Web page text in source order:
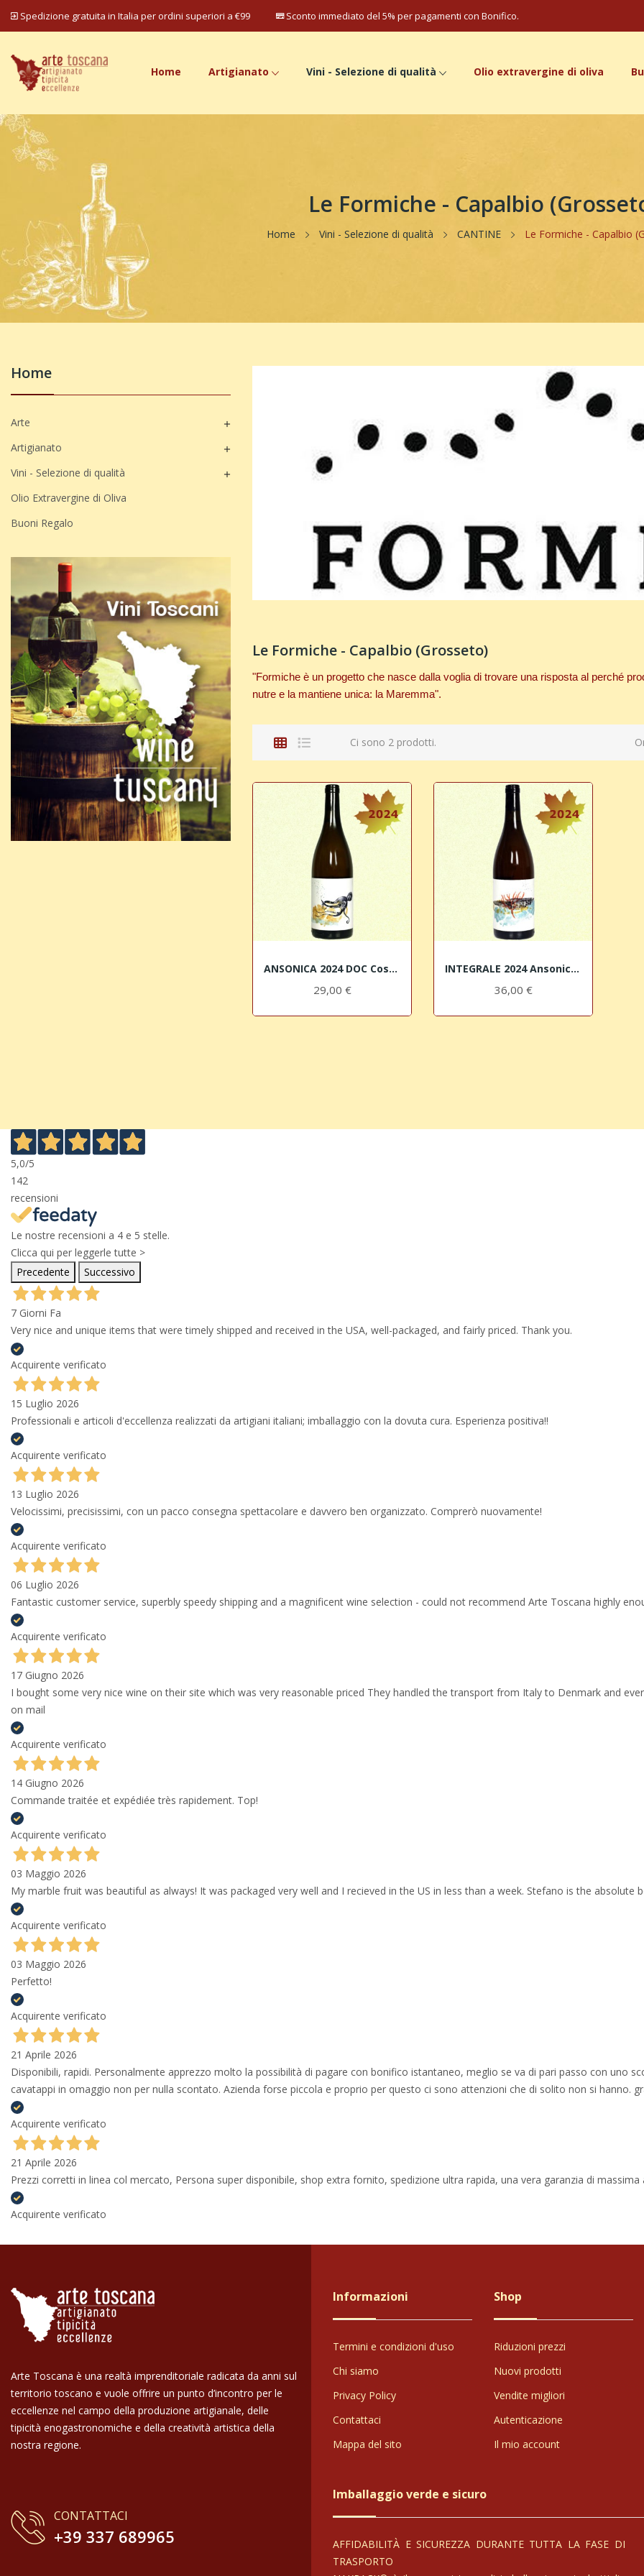
Spedizione gratuita in Italia per ordini superiori a €99 Sconto immediato del 5% per pagamenti con Bonifico.
Home Artigianato Vini - Selezione di qualità Olio extravergine di oliva
Le Formiche - Capalbio
Home Vini - Selezione di qualità CANTINE Le Formiche - Capalbio
Home
Arte 
Artigianato 
Vini - Selezione di qualità 
Olio Extravergine di Oliva
Buoni Regalo
Le Formiche - Capalbio (Grosseto)
"Formiche è un progetto che nasce dalla voglia di trovare una risposta al perché
nutre e la mantiene unica: la Maremma".
Ci sono 2 prodotti.
ANSONICA 2024 DOC Costa dell'Argentario Le...
29,00 €
INTEGRALE 2024 Ansonica IGT Costa Toscana Le...
36,00 €
5,0/5
142
recensioni
Le nostre recensioni a 4 e 5 stelle.
Clicca qui per leggerle tutte >
Precedente
Successivo
7 Giorni Fa
Very nice and unique items that were timely shipped and received in the USA, well-packaged, and fairly priced. Thank you.
Acquirente verificato
15 Luglio 2026
Professionali e articoli d'eccellenza realizzati da artigiani italiani; imballaggio con la dovuta cura. Esperienza positiva!!
Acquirente verificato
13 Luglio 2026
Velocissimi, precisissimi, con un pacco consegna spettacolare e davvero ben organizzato. Comprerò nuovamente!
Acquirente verificato
06 Luglio 2026
Fantastic customer service, superbly speedy shipping and a magnificent wine selection - could not recommend Arte Toscana highly
Acquirente verificato
17 Giugno 2026
I bought some very nice wine on their site which was very reasonable priced They handled the transport from Italy to Denmark and
on mail
Acquirente verificato
14 Giugno 2026
Commande traitée et expédiée très rapidement. Top!
Acquirente verificato
03 Maggio 2026
My marble fruit was beautiful as always! It was packaged very well and I recieved in the US in less than a week. Stefano is the absolute
Acquirente verificato
03 Maggio 2026
Perfetto!
Acquirente verificato
21 Aprile 2026
Disponibili, rapidi. Personalmente apprezzo molto la possibilità di pagare con bonifico istantaneo, meglio se va di pari passo con uno
cavatappi in omaggio non per nulla scontato. Azienda forse piccola e proprio per questo ci sono attenzioni che di solito non si hanno.
Acquirente verificato
21 Aprile 2026
Prezzi corretti in linea col mercato, Persona super disponibile, shop extra fornito, spedizione ultra rapida, una vera garanzia di massima
Acquirente verificato
Arte Toscana è una realtà imprenditoriale radicata da anni sul
territorio toscano e vuole offrire un punto d’incontro per le
eccellenze nel campo della produzione artigianale, delle
tipicità enogastronomiche e della creatività artistica della
nostra regione.
Informazioni
Termini e condizioni d'uso
Chi siamo
Privacy Policy
Contattaci
Mappa del sito
Shop
Riduzioni prezzi
Nuovi prodotti
Vendite migliori
Autenticazione
Il mio account
CONTATTACI
+39 337 689965
Imballaggio verde e sicuro
AFFIDABILITÀ E SICUREZZA DURANTE TUTTA LA FASE DI
TRASPORTO